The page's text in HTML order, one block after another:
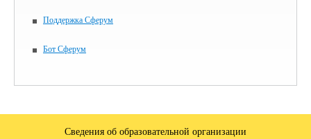
Поддержка Сферум
Бот Сферум
Сведения об образовательной организации